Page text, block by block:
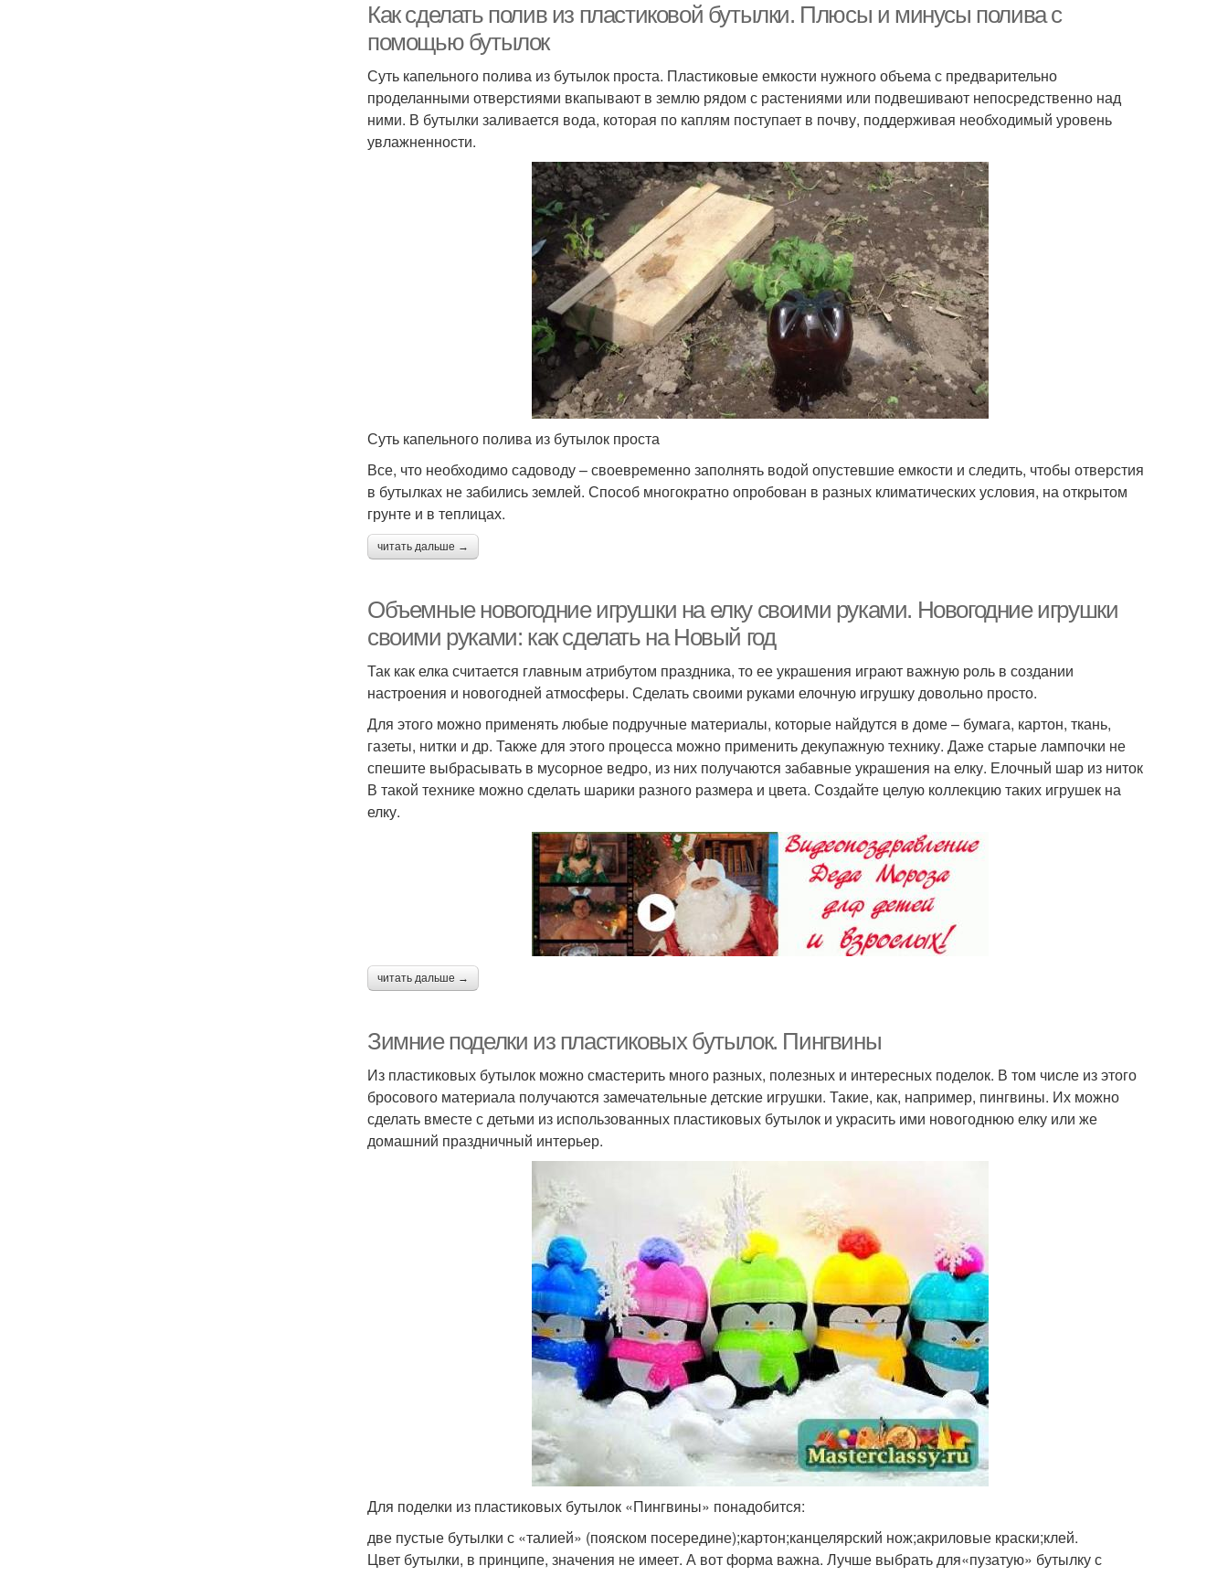
Как сделать полив из пластиковой бутылки. Плюсы и минусы полива с
помощью бутылок
Суть капельного полива из бутылок проста. Пластиковые емкости нужного объема с предварительно
проделанными отверстиями вкапывают в землю рядом с растениями или подвешивают непосредственно над
ними. В бутылки заливается вода, которая по каплям поступает в почву, поддерживая необходимый уровень
увлажненности.
Суть капельного полива из бутылок проста
Все, что необходимо садоводу – своевременно заполнять водой опустевшие емкости и следить, чтобы отверстия
в бутылках не забились землей. Способ многократно опробован в разных климатических условия, на открытом
грунте и в теплицах.
читать дальше →
Объемные новогодние игрушки на елку своими руками. Новогодние игрушки
своими руками: как сделать на Новый год
Так как елка считается главным атрибутом праздника, то ее украшения играют важную роль в создании
настроения и новогодней атмосферы. Сделать своими руками елочную игрушку довольно просто.
Для этого можно применять любые подручные материалы, которые найдутся в доме – бумага, картон, ткань,
газеты, нитки и др. Также для этого процесса можно применить декупажную технику. Даже старые лампочки не
спешите выбрасывать в мусорное ведро, из них получаются забавные украшения на елку. Елочный шар из ниток
В такой технике можно сделать шарики разного размера и цвета. Создайте целую коллекцию таких игрушек на
елку.
читать дальше →
Зимние поделки из пластиковых бутылок. Пингвины
Из пластиковых бутылок можно смастерить много разных, полезных и интересных поделок. В том числе из этого
бросового материала получаются замечательные детские игрушки. Такие, как, например, пингвины. Их можно
сделать вместе с детьми из использованных пластиковых бутылок и украсить ими новогоднюю елку или же
домашний праздничный интерьер.
Для поделки из пластиковых бутылок «Пингвины» понадобится:
две пустые бутылки с «талией» (пояском посередине);картон;канцелярский нож;акриловые краски;клей.
Цвет бутылки, в принципе, значения не имеет. А вот форма важна. Лучше выбрать для«пузатую» бутылку с